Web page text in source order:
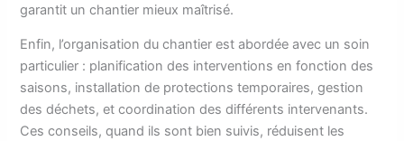
garantit un chantier mieux maîtrisé.
Enfin, l’organisation du chantier est abordée avec un soin
particulier : planification des interventions en fonction des
saisons, installation de protections temporaires, gestion
des déchets, et coordination des différents intervenants.
Ces conseils, quand ils sont bien suivis, réduisent les